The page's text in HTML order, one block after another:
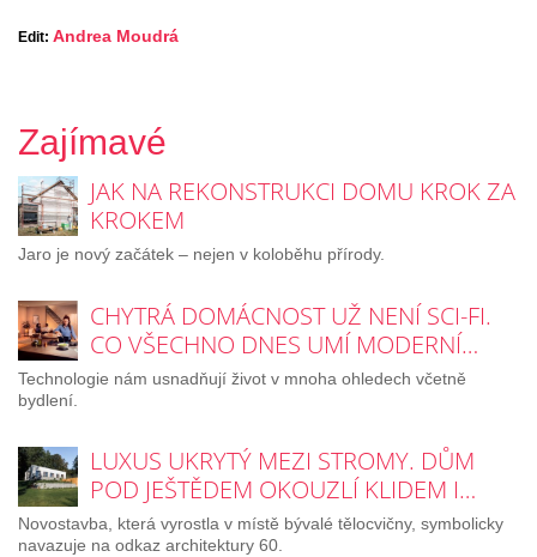
Edit: Andrea Moudrá
Zajímavé
JAK NA REKONSTRUKCI DOMU KROK ZA
KROKEM
Jaro je nový začátek – nejen v koloběhu přírody.
CHYTRÁ DOMÁCNOST UŽ NENÍ SCI-FI.
CO VŠECHNO DNES UMÍ MODERNÍ…
Technologie nám usnadňují život v mnoha ohledech včetně
bydlení.
LUXUS UKRYTÝ MEZI STROMY. DŮM
POD JEŠTĚDEM OKOUZLÍ KLIDEM I…
Novostavba, která vyrostla v místě bývalé tělocvičny, symbolicky
navazuje na odkaz architektury 60.